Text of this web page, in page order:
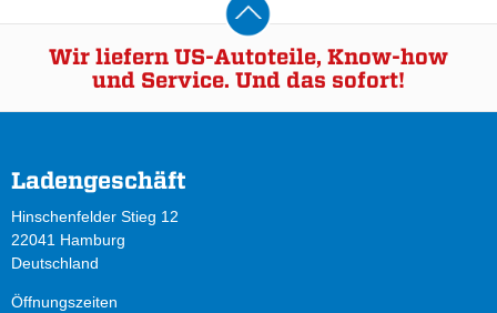
Wir liefern US-Autoteile, Know-how
und Service. Und das sofort!
Ladengeschäft
Hinschenfelder Stieg 12
22041 Hamburg
Deutschland
Öffnungszeiten